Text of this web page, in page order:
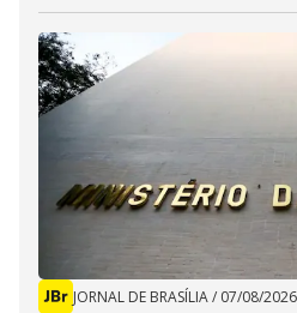
JORNAL DE BRASÍLIA/ 07/08/2026